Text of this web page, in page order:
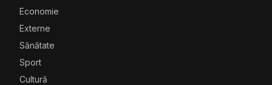
Economie
Externe
Sănătate
Sport
Cultură